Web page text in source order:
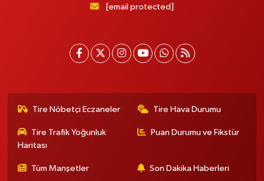
[email protected]
Tire Nöbetçi Eczaneler Tire Hava Durumu
Tire Trafik Yoğunluk
Haritası
Puan Durumu ve Fikstür
Tüm Manşetler Son Dakika Haberleri